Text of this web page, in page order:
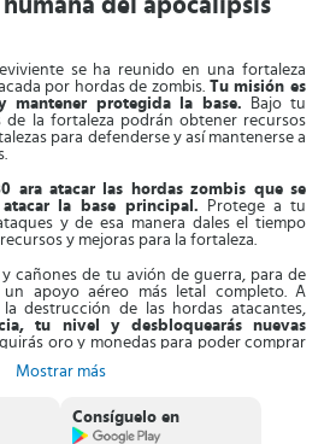
humana del apocalipsis
se ha reunido en una fortaleza
por hordas de zombis. Tu misión es
mantener protegida la base.
Bajo tu
de la fortaleza podrán obtener recursos
para defenderse y así mantenerse a
ara atacar las hordas zombis que se
la base principal. Protege a tu
y de esa manera dales el tiempo
y mejoras para la fortaleza.
y cañones de tu avión de guerra, para de
apoyo aéreo más letal completo. A
destrucción de las hordas atacantes,
tu nivel y desbloquearás nuevas
oro y monedas para poder comprar
a defender tu base. Crea la fortaleza
con amigos y vence a todos tus
Mostrar más
Consíguelo en